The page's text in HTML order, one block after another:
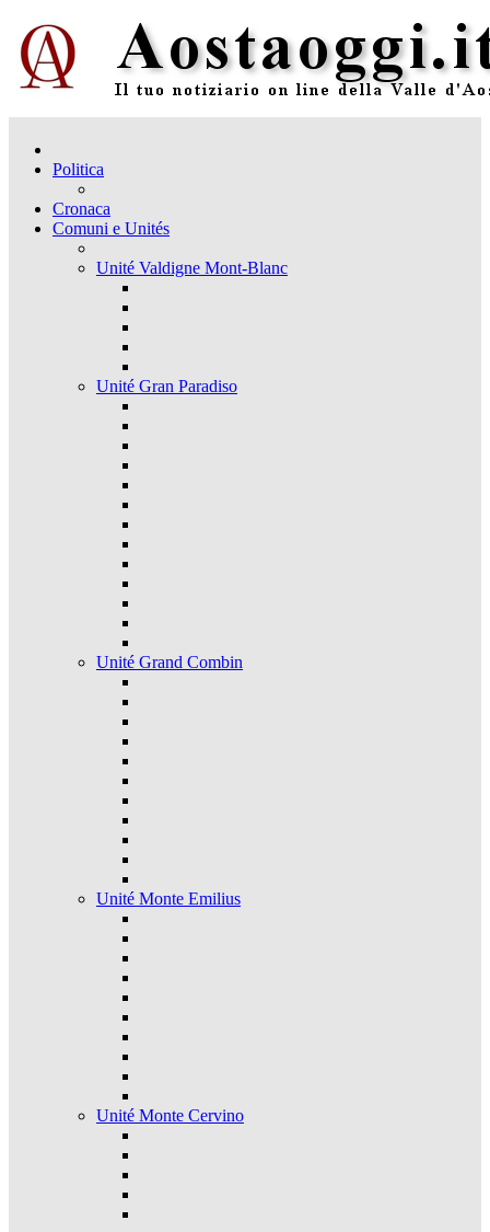
Politica
Cronaca
Comuni e Unités
Unité Valdigne Mont-Blanc
Unité Gran Paradiso
Unité Grand Combin
Unité Monte Emilius
Unité Monte Cervino